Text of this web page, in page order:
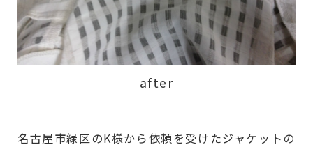
after
名古屋市緑区のK様から依頼を受けたジャケットの